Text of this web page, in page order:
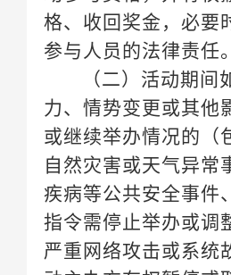
参与人员的法律责任。